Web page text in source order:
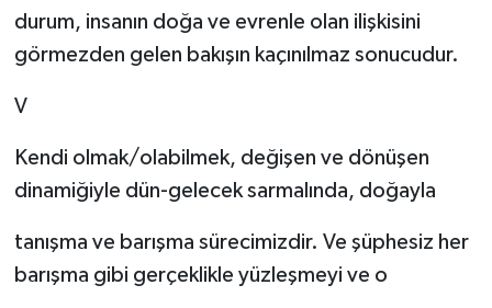
durum, insanın doğa ve evrenle olan ilişkisini
görmezden gelen bakışın kaçınılmaz sonucudur.
V
Kendi olmak/olabilmek, değişen ve dönüşen
dinamiğiyle dün-gelecek sarmalında, doğayla
tanışma ve barışma sürecimizdir. Ve şüphesiz her
barışma gibi gerçeklikle yüzleşmeyi ve o